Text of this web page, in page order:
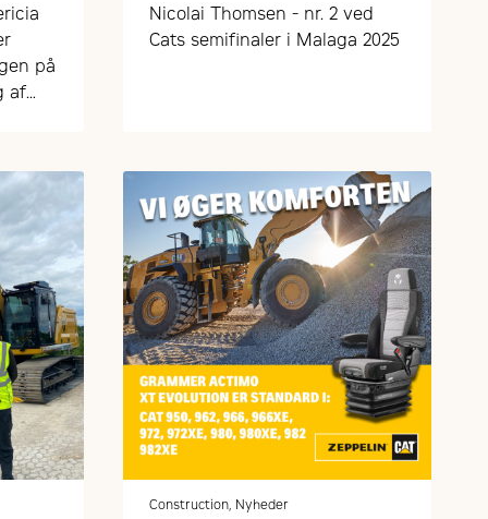
på
af
Nicolai Thomsen - nr. 2 ved
Cats semifinaler i Malaga 2025
Construction, Nyheder